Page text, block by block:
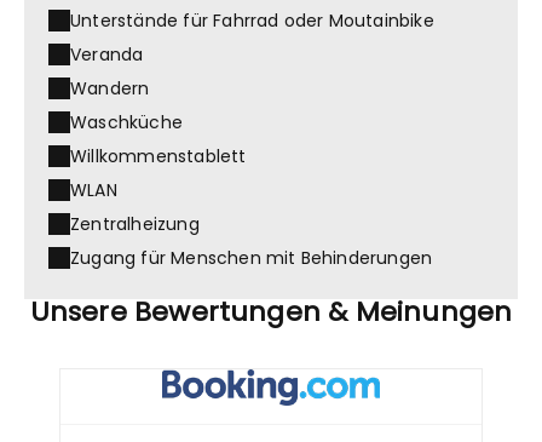
Unterstände für Fahrrad oder Moutainbike
Veranda
Wandern
Waschküche
Willkommenstablett
WLAN
Zentralheizung
Zugang für Menschen mit Behinderungen
Unsere Bewertungen & Meinungen